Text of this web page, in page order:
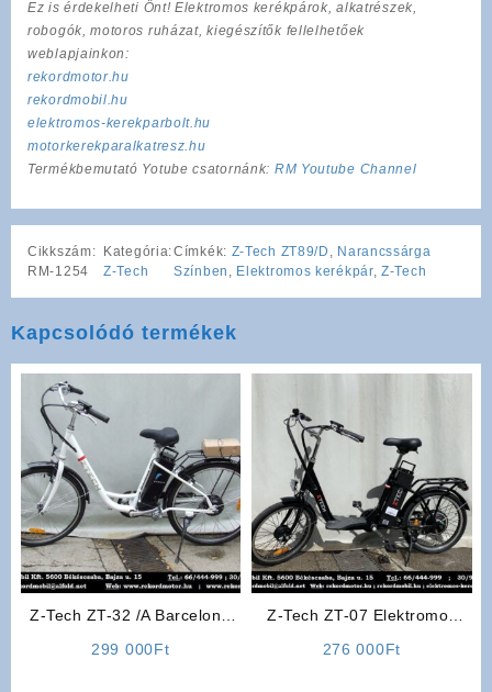
Ez is érdekelheti Önt! Elektromos kerékpárok, alkatrészek,
robogók, motoros ruházat, kiegészítők fellelhetőek
weblapjainkon:
rekordmotor.hu
rekordmobil.hu
elektromos-kerekparbolt.hu
motorkerekparalkatresz.hu
Termékbemutató Yotube csatornánk: RM Youtube Channel
Cikkszám:
RM-1254
Kategória:
Z-Tech
Címkék: Z-Tech ZT89/D , Narancssárga
Színben , Elektromos kerékpár,Z-Tech
Kapcsolódó termékek
Z-Tech ZT-32 /A Barcelona
299 000Ft
Z-Tech ZT-07 Elektromos
276 000Ft